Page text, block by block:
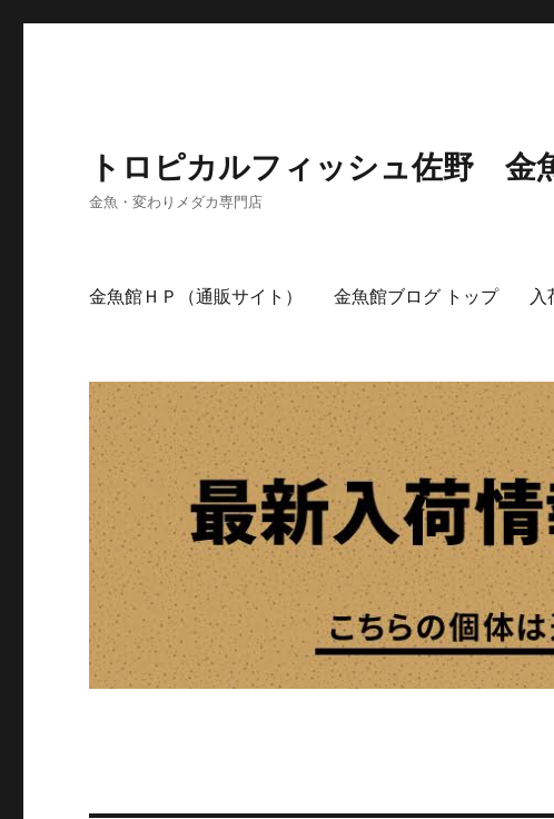
トロピカルフィッシュ佐野 金
金魚・変わりメダカ専門店
金魚館ＨＰ（通販サイト） 金魚館ブログ トップ 入